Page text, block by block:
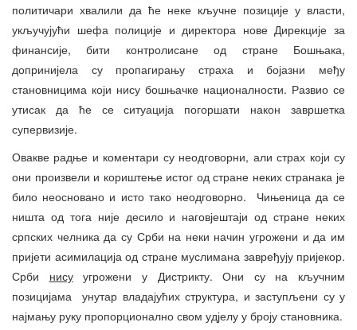
политичари хвалили да ће неке кључне позиције у власти,
укључујући шефа полиције и директора нове Дирекције за
финансије, бити контролисане од стране Бошњака,
допринијела су пропагирању страха и бојазни међу
становницима који нису бошњачке националности. Развио се
утисак да ће се ситуација погоршати након завршетка
супервизије.
Овакве радње и коментари су неодговорни, али страх који су
они произвели и кориштење истог од стране неких странака је
било неосновано и исто тако неодговорно. Чињеница да се
ништа од тога није десило и наговјештаји од стране неких
српских челника да су Срби на неки начин угрожени и да им
пријети асимилација од стране муслимана завређују пријекор.
Срби нисуугрожени у Дистрикту. Они су на кључним
позицијама унутар владајућих структура, и заступљени су у
најмању руку пропорционално свом удјелу у броју становника.